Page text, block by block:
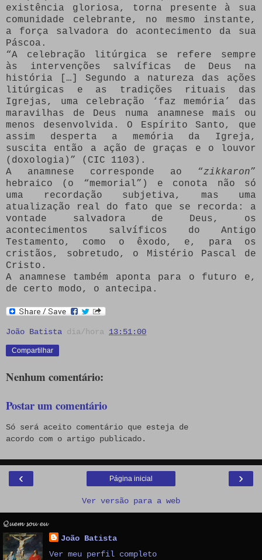
existência gloriosa, torna presente à sua
comunidade celebrante, no mesmo instante,
a força salvadora do acontecimento da sua
Páscoa.
“A celebração litúrgica se refere sempre
às intervenções salvíficas de Deus na
história […] Segundo a natureza das ações
litúrgicas e as tradições rituais das
Igrejas, uma celebração ‘faz memória’ das
maravilhas de Deus numa anamnese mais ou
menos desenvolvida. O Espírito Santo, que
assim desperta a memória da Igreja,
suscita então a ação de graças e o louvor
(doxologia)” (CIC 1103).
A anamnese corresponde ao “zikkaron”
hebraico (o “memorial”) e conota não só
uma recordação subjetiva, mas uma
atualização real do fato que se recorda: a
vontade salvadora de Deus, os
acontecimentos salvíficos do Antigo
Testamento, como o êxodo, e, para os
cristãos, sobretudo, o Mistério Pascal de
Cristo.
A anamnese também aponta para o futuro e,
de certo modo, o antecipa.
João Batista dia/hora 13:51:00
Compartilhar
Nenhum comentário:
Postar um comentário
Só será aceito comentário que esteja de
acordo com o artigo publicado.
‹ ›
Página inicial
Ver versão para a web
𝓠𝓾𝓮𝓶 𝓼𝓸𝓾 𝓮𝓾
João Batista
Ver meu perfil completo